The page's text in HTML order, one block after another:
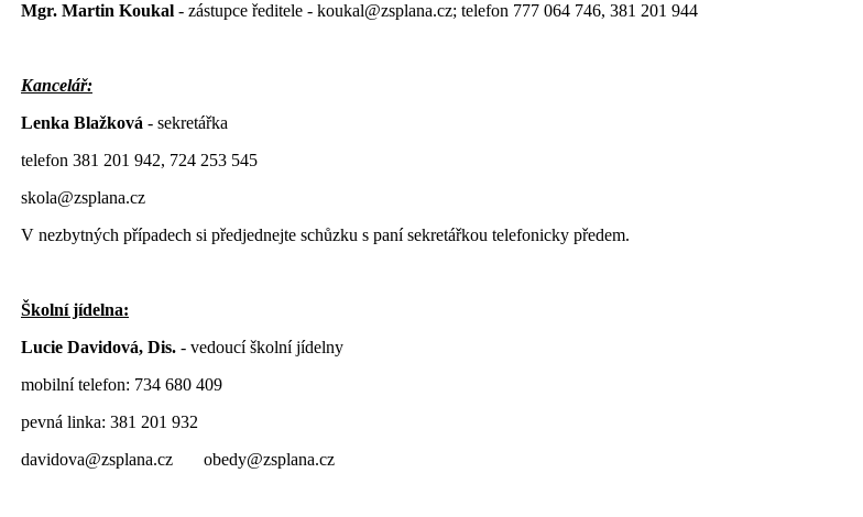
Mgr. Martin Koukal - zástupce ředitele - koukal@zsplana.cz; telefon 777 064 746, 381 201 944
Kancelář:
Lenka Blažková - sekretářka
telefon 381 201 942, 724 253 545
skola@zsplana.cz
V nezbytných případech si předjednejte schůzku s paní sekretářkou telefonicky předem.
Školní jídelna:
Lucie Davidová, Dis. - vedoucí školní jídelny
mobilní telefon: 734 680 409
pevná linka: 381 201 932
davidova@zsplana.cz obedy@zsplana.cz